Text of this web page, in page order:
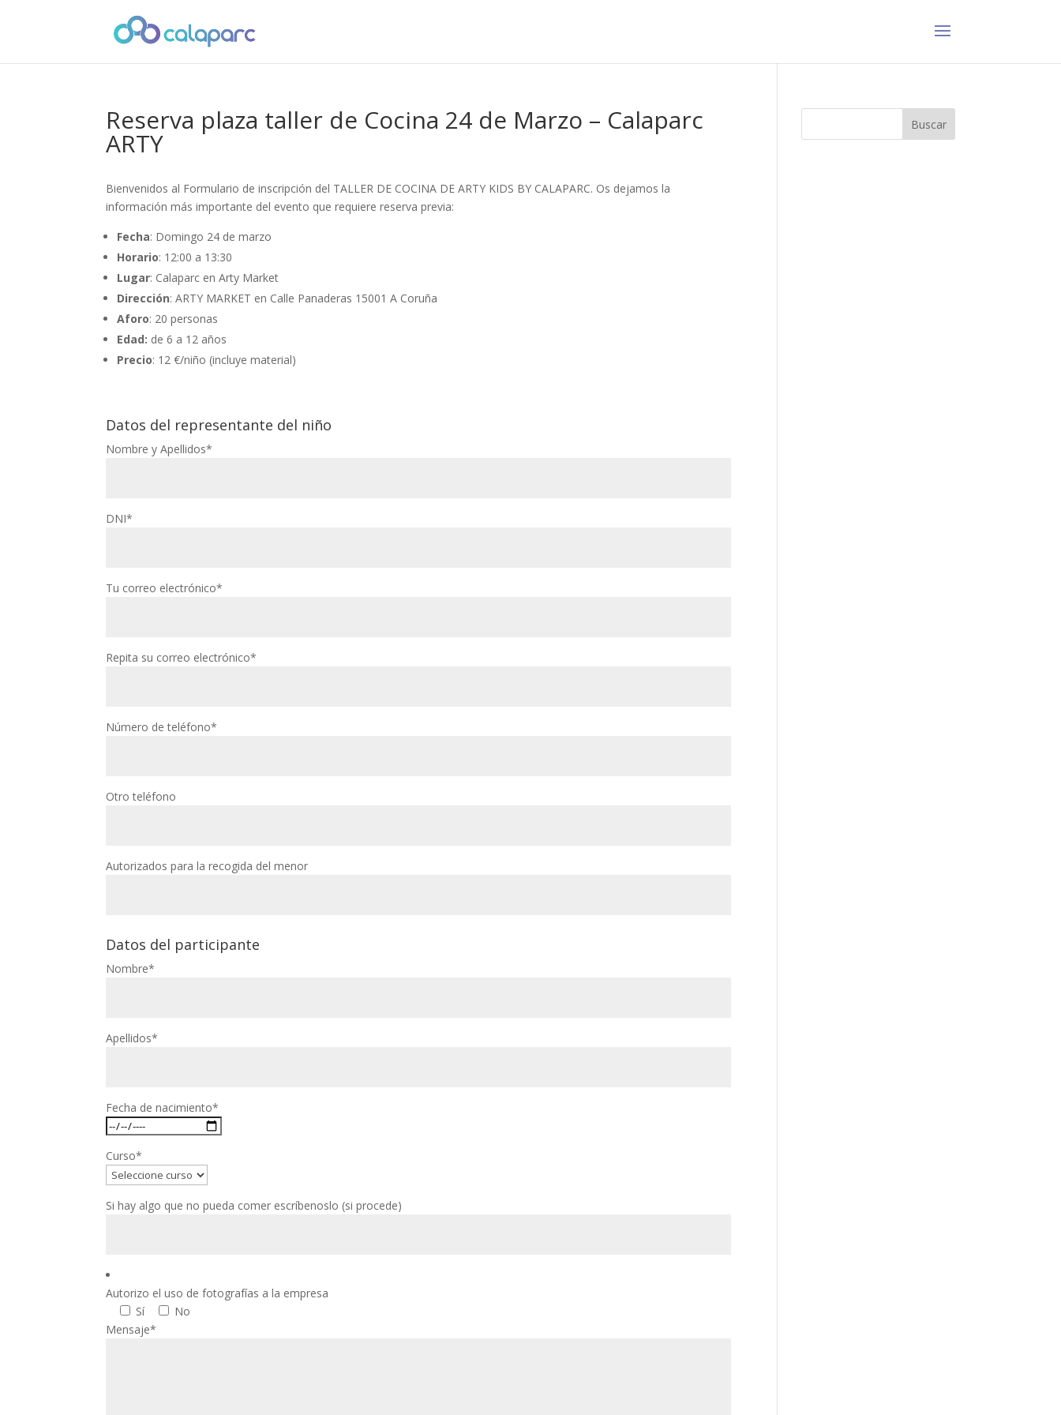
Reserva plaza taller de Cocina 24 de Marzo – Calaparc
ARTY
Bienvenidos al Formulario de inscripción del TALLER DE COCINA DE ARTY KIDS BY CALAPARC. Os dejamos la
información más importante del evento que requiere reserva previa:
Fecha: Domingo 24 de marzo
Horario: 12:00 a 13:30
Lugar: Calaparc en Arty Market
Dirección: ARTY MARKET en Calle Panaderas 15001 A Coruña
Aforo: 20 personas
Edad: de 6 a 12 años
Precio: 12 €/niño (incluye material)
Datos del representante del niño
Nombre y Apellidos*
DNI*
Tu correo electrónico*
Repita su correo electrónico*
Número de teléfono*
Otro teléfono
Autorizados para la recogida del menor
Datos del participante
Nombre*
Apellidos*
Fecha de nacimiento*
Curso*
Si hay algo que no pueda comer escríbenoslo (si procede)
Autorizo el uso de fotografías a la empresa
Sí
No
Mensaje*